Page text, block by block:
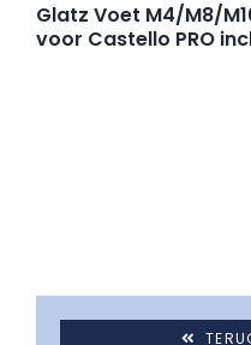
Glatz Voet M4/M8/
voor Castello PRO